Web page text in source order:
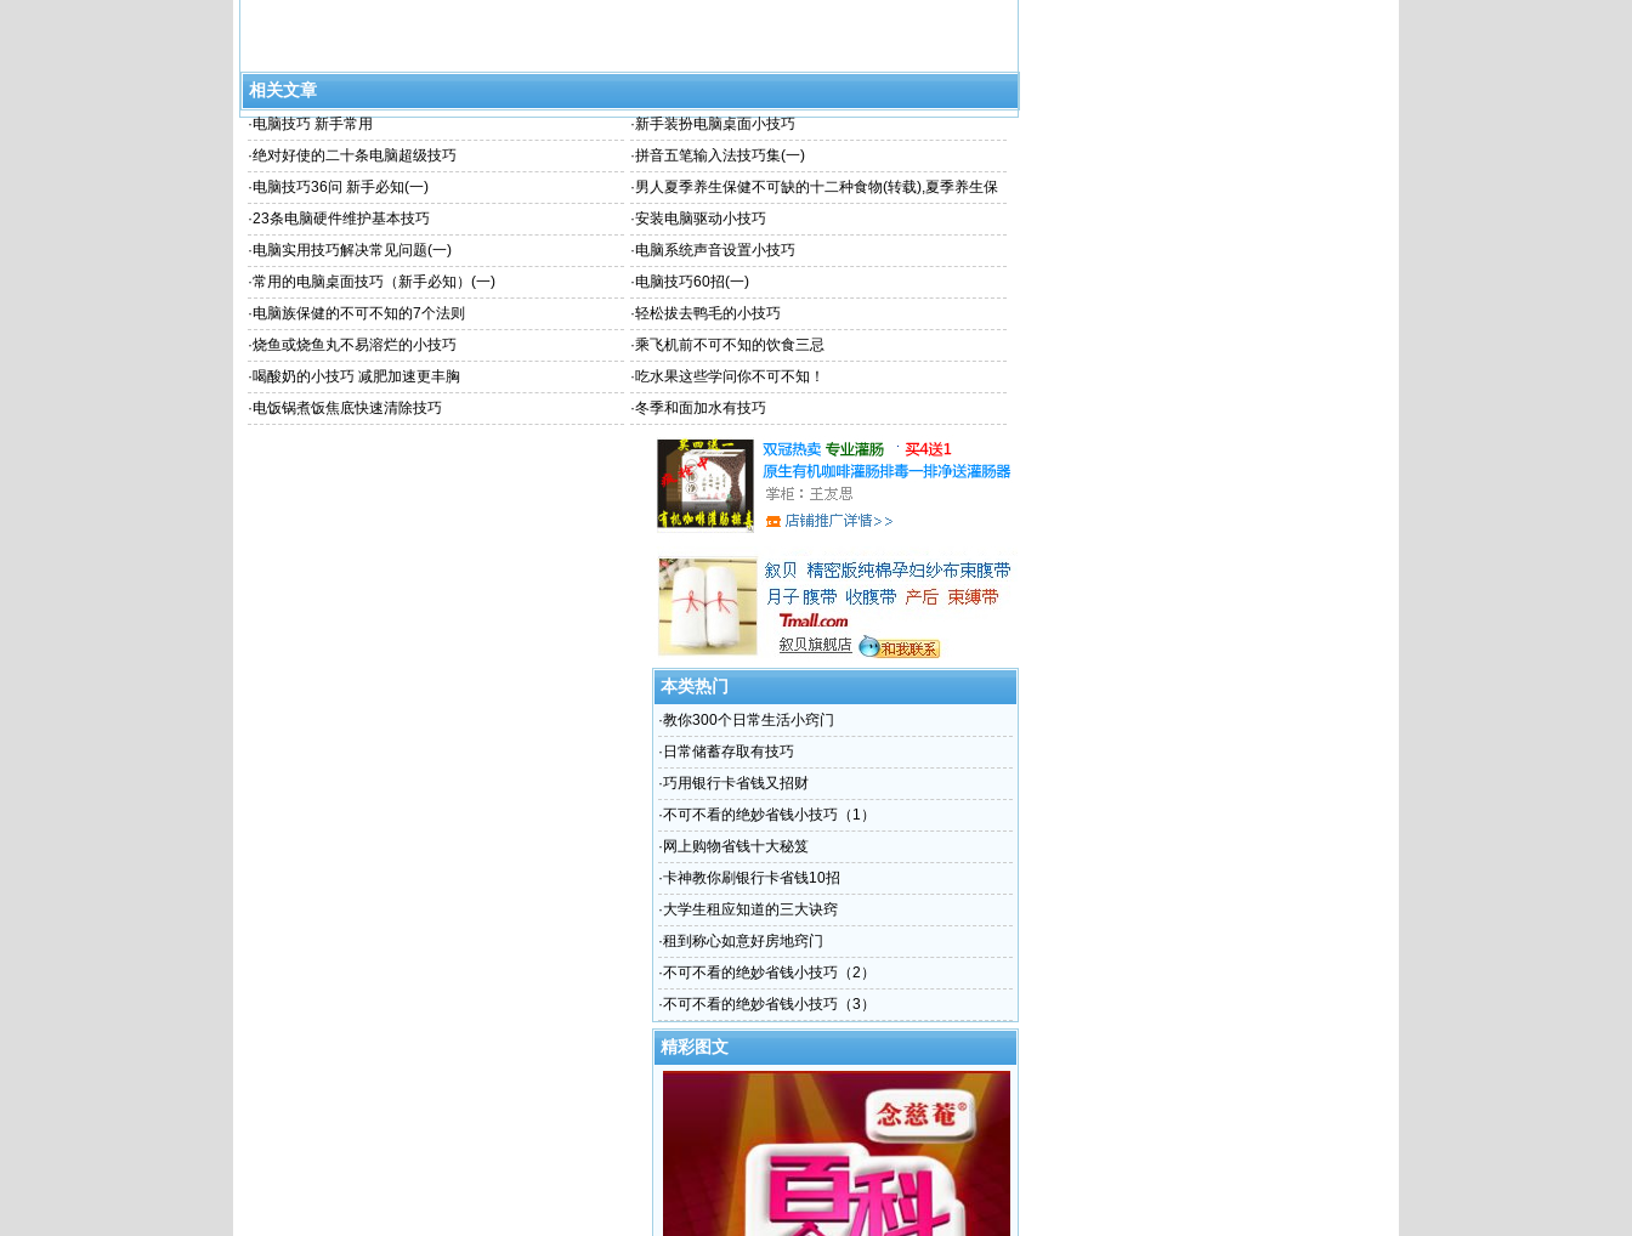
相关文章
·电脑技巧 新手常用 ·新手装扮电脑桌面小技巧
·绝对好使的二十条电脑超级技巧 ·拼音五笔输入法技巧集(一)
·电脑技巧36问 新手必知(一) ·男人夏季养生保健不可缺的十二种食物(转载),夏季养生保
健
·23条电脑硬件维护基本技巧 ·安装电脑驱动小技巧
·电脑实用技巧解决常见问题(一) ·电脑系统声音设置小技巧
·常用的电脑桌面技巧（新手必知）(一) ·电脑技巧60招(一)
·电脑族保健的不可不知的7个法则 ·轻松拔去鸭毛的小技巧
·烧鱼或烧鱼丸不易溶烂的小技巧 ·乘飞机前不可不知的饮食三忌
·喝酸奶的小技巧 减肥加速更丰胸 ·吃水果这些学问你不可不知！
·电饭锅煮饭焦底快速清除技巧 ·冬季和面加水有技巧
本类热门
·教你300个日常生活小窍门
· 日常储蓄存取有技巧
·巧用银行卡省钱又招财
·不可不看的绝妙省钱小技巧（1）
· 网上购物省钱十大秘笈
·卡神教你刷银行卡省钱10招
·大学生租应知道的三大诀窍
·租到称心如意好房地窍门
·不可不看的绝妙省钱小技巧（2）
·不可不看的绝妙省钱小技巧（3）
精彩图文